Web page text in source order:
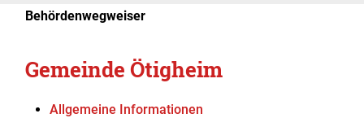
Behördenwegweiser
Gemeinde Ötigheim
Allgemeine Informationen